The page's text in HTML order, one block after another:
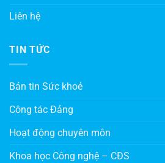
Liên hệ
TIN TỨC
Bản tin Sức khoẻ
Công tác Đảng
Hoạt động chuyên môn
Khoa học Công nghệ – CĐS